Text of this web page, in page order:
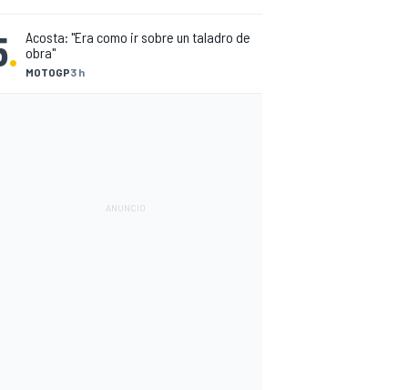
. MOTOGP3 h
Acosta: "Era como ir sobre un taladro de
obra"